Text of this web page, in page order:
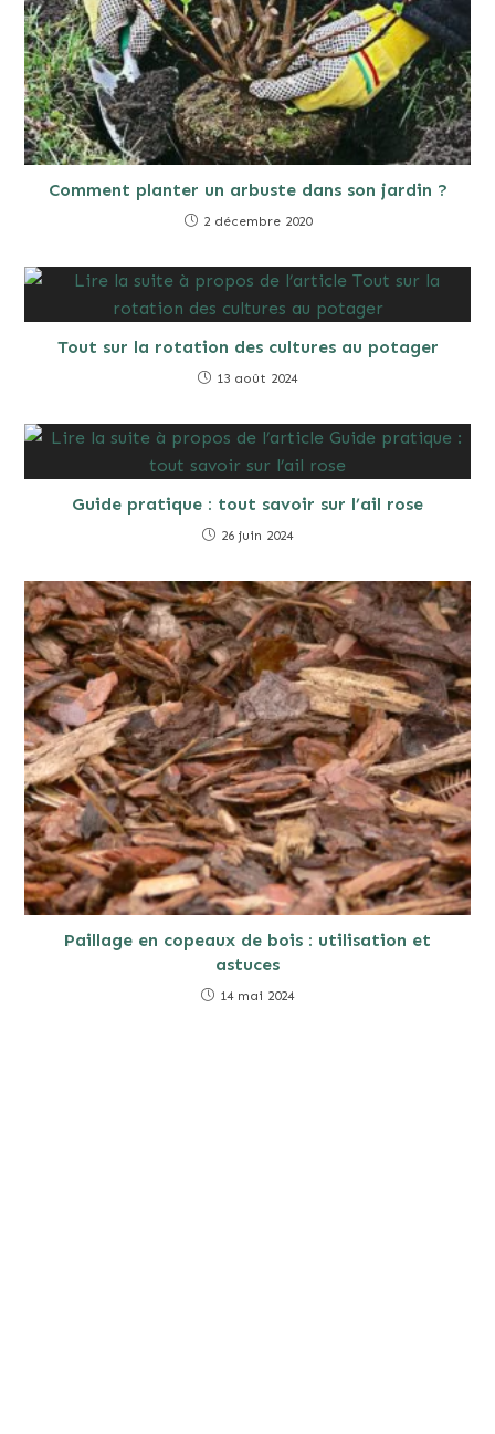
Comment planter un arbuste dans son jardin ?
2 décembre 2020
Tout sur la rotation des cultures au potager
13 août 2024
Guide pratique : tout savoir sur l’ail rose
26 juin 2024
Paillage en copeaux de bois : utilisation et
astuces
14 mai 2024